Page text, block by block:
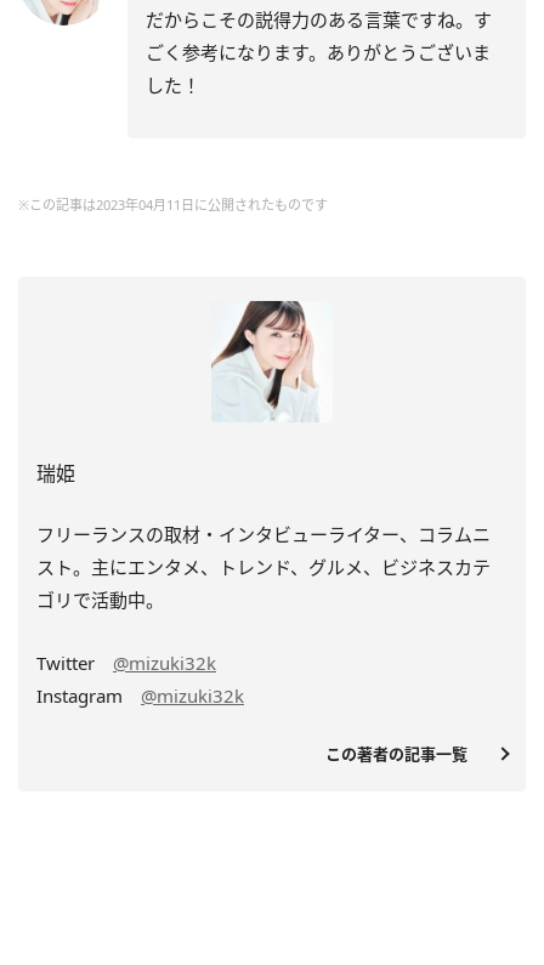
だからこその説得力のある言葉ですね。す
ごく参考になります。ありがとうございま
した！
※この記事は2023年04月11日に公開されたものです
瑞姫
フリーランスの取材・インタビューライター、コラムニ
スト。主にエンタメ、トレンド、グルメ、ビジネスカテ
ゴリで活動中。
Twitter @mizuki32k
Instagram @mizuki32k
この著者の記事一覧